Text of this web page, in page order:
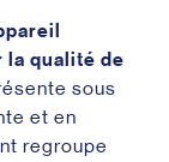
la qualité de
sous
et en
regroupe